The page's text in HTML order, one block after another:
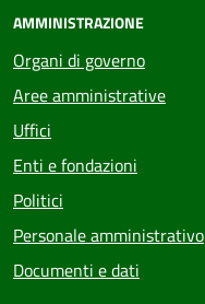
AMMINISTRAZIONE
Organi di governo
Aree amministrative
Uffici
Enti e fondazioni
Politici
Personale amministrativo
Documenti e dati